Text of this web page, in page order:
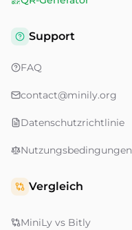
Support
FAQ
contact@minily.org
Datenschutzrichtlinie
Nutzungsbedingungen
Vergleich
MiniLy vs Bitly